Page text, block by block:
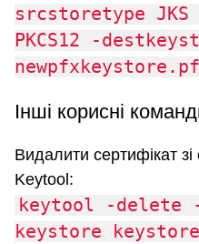
srcstoretype
PKCS12 -
Інші корисні
Видалити сертифікат
Keytool:
keytool -delete
keystore